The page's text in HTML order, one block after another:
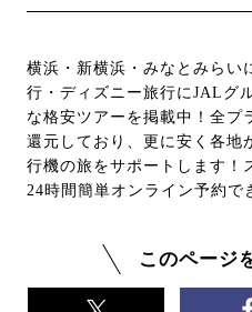
横浜・新横浜・みなとみらい
行・ディズニー旅行にJALグ
な格安ツアーを掲載中！全プ
還元しており、更に安く各地
行機の旅をサポートします！
24時間簡単オンライン予約で
このページ